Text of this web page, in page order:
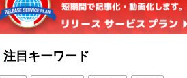
注目キーワード